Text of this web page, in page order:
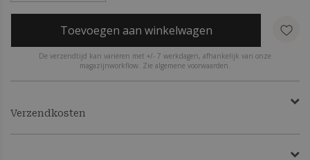
Toevoegen aan winkelwagen
De verzendtijd kan variëren met +/- 7 werkdagen, afhankelijk van onze
magazijnworkflow. Zie algemene voorwaarden.
Verzendkosten